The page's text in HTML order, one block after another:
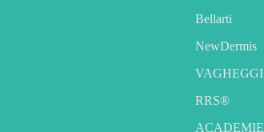
Bellarti
NewDermis
VAGHEGGI
RRS®
ACADEMIE